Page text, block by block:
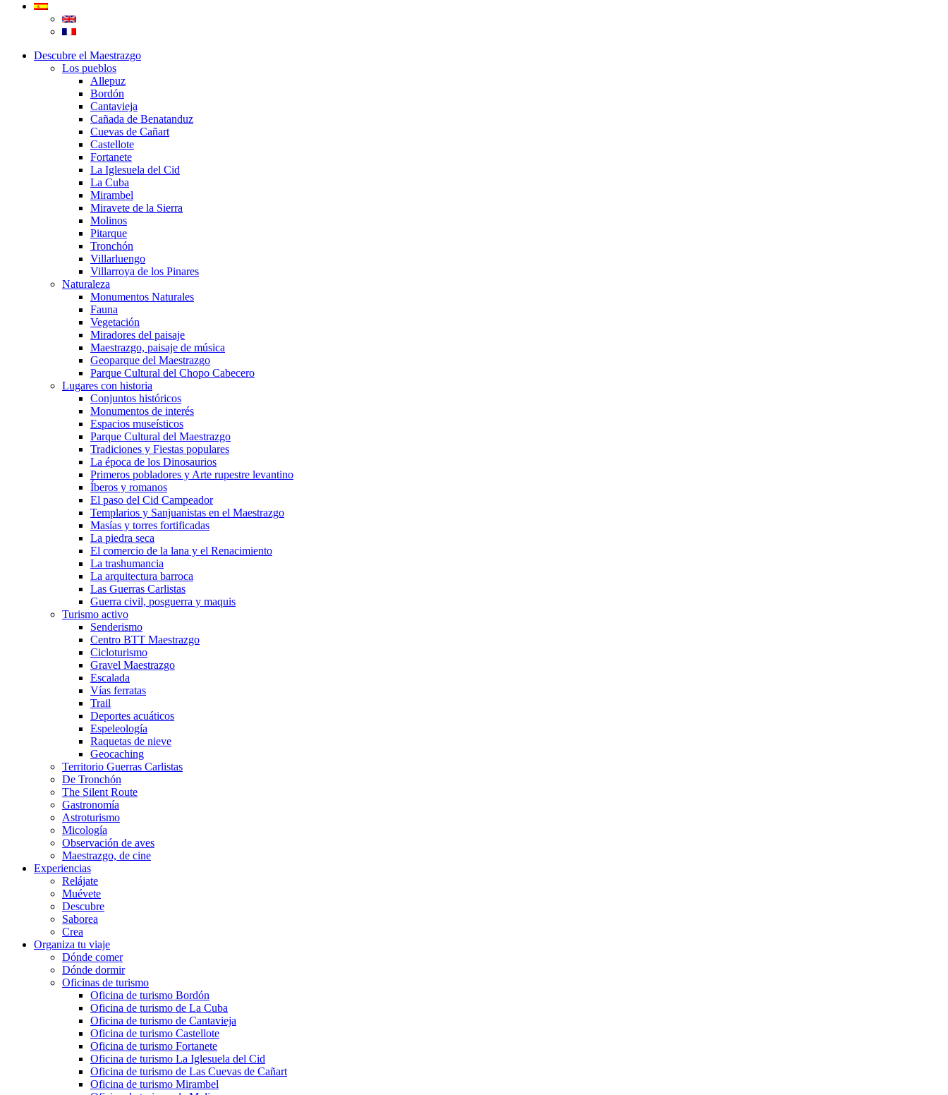
Descubre el Maestrazgo
Los pueblos
Allepuz
Bordón
Cantavieja
Cañada de Benatanduz
Cuevas de Cañart
Castellote
Fortanete
La Iglesuela del Cid
La Cuba
Mirambel
Miravete de la Sierra
Molinos
Pitarque
Tronchón
Villarluengo
Villarroya de los Pinares
Naturaleza
Monumentos Naturales
Fauna
Vegetación
Miradores del paisaje
Maestrazgo, paisaje de música
Geoparque del Maestrazgo
Parque Cultural del Chopo Cabecero
Lugares con historia
Conjuntos históricos
Monumentos de interés
Espacios museísticos
Parque Cultural del Maestrazgo
Tradiciones y Fiestas populares
La época de los Dinosaurios
Primeros pobladores y Arte rupestre levantino
Íberos y romanos
El paso del Cid Campeador
Templarios y Sanjuanistas en el Maestrazgo
Masías y torres fortificadas
La piedra seca
El comercio de la lana y el Renacimiento
La trashumancia
La arquitectura barroca
Las Guerras Carlistas
Guerra civil, posguerra y maquis
Turismo activo
Senderismo
Centro BTT Maestrazgo
Cicloturismo
Gravel Maestrazgo
Escalada
Vías ferratas
Trail
Deportes acuáticos
Espeleología
Raquetas de nieve
Geocaching
Territorio Guerras Carlistas
De Tronchón
The Silent Route
Gastronomía
Astroturismo
Micología
Observación de aves
Maestrazgo, de cine
Experiencias
Relájate
Muévete
Descubre
Saborea
Crea
Organiza tu viaje
Dónde comer
Dónde dormir
Oficinas de turismo
Oficina de turismo Bordón
Oficina de turismo de La Cuba
Oficina de turismo de Cantavieja
Oficina de turismo Castellote
Oficina de turismo Fortanete
Oficina de turismo La Iglesuela del Cid
Oficina de turismo de Las Cuevas de Cañart
Oficina de turismo Mirambel